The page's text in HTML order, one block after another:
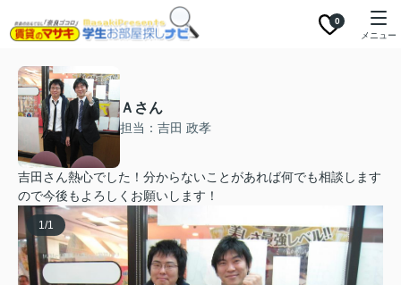
0
メニュー
Ａさん
担当：吉田 政孝
吉田さん熱心でした！分からないことがあれば何でも相談します
ので今後もよろしくお願いします！
1/1